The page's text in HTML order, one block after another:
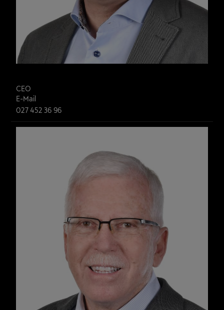
CEO
E-Mail
027 452 36 96